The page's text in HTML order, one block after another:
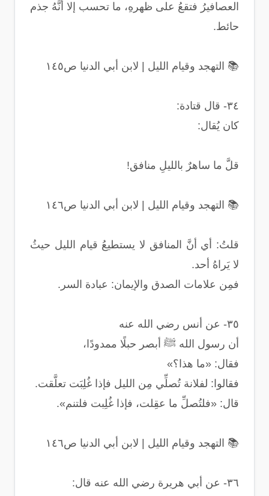
العصافيرُ فتقعُ على ظهرهِ، ما تحسب إلا أنَّهُ جذم
حائط.
📚 التهجد وقيام الليل | لابن أبي الدنيا ص١٤٥
٣٤- قال قتادة:
كان يُقال:
قلَّ ما ساهرٌ بالليلِ منافق!
📚 التهجد وقيام الليل | لابن أبي الدنيا ص١٤٦
قلتُ: أي أنَّ المنافق لا يستطيعُ قيام الليل حيثُ
لا يَراهُ أحد.
فمِن علامات الصدق والإيمان: عبادة السر.
٣٥- عن أنس رضي الله عنه
أن رسول الله ﷺ أبصر حبلًا ممدودًا،
فقال: «ما هذا؟»
فقالوا: لفلانة تُصلِّي مِن الليل فإذا غُلِبَت تعلَّقت.
قال: «فلتُصلِّ ما عقِلت، فإذا غُلِبت فلتنم».
📚 التهجد وقيام الليل | لابن أبي الدنيا ص١٤٦
٣٦- عن أبي هريرة رضي الله عنه قال: